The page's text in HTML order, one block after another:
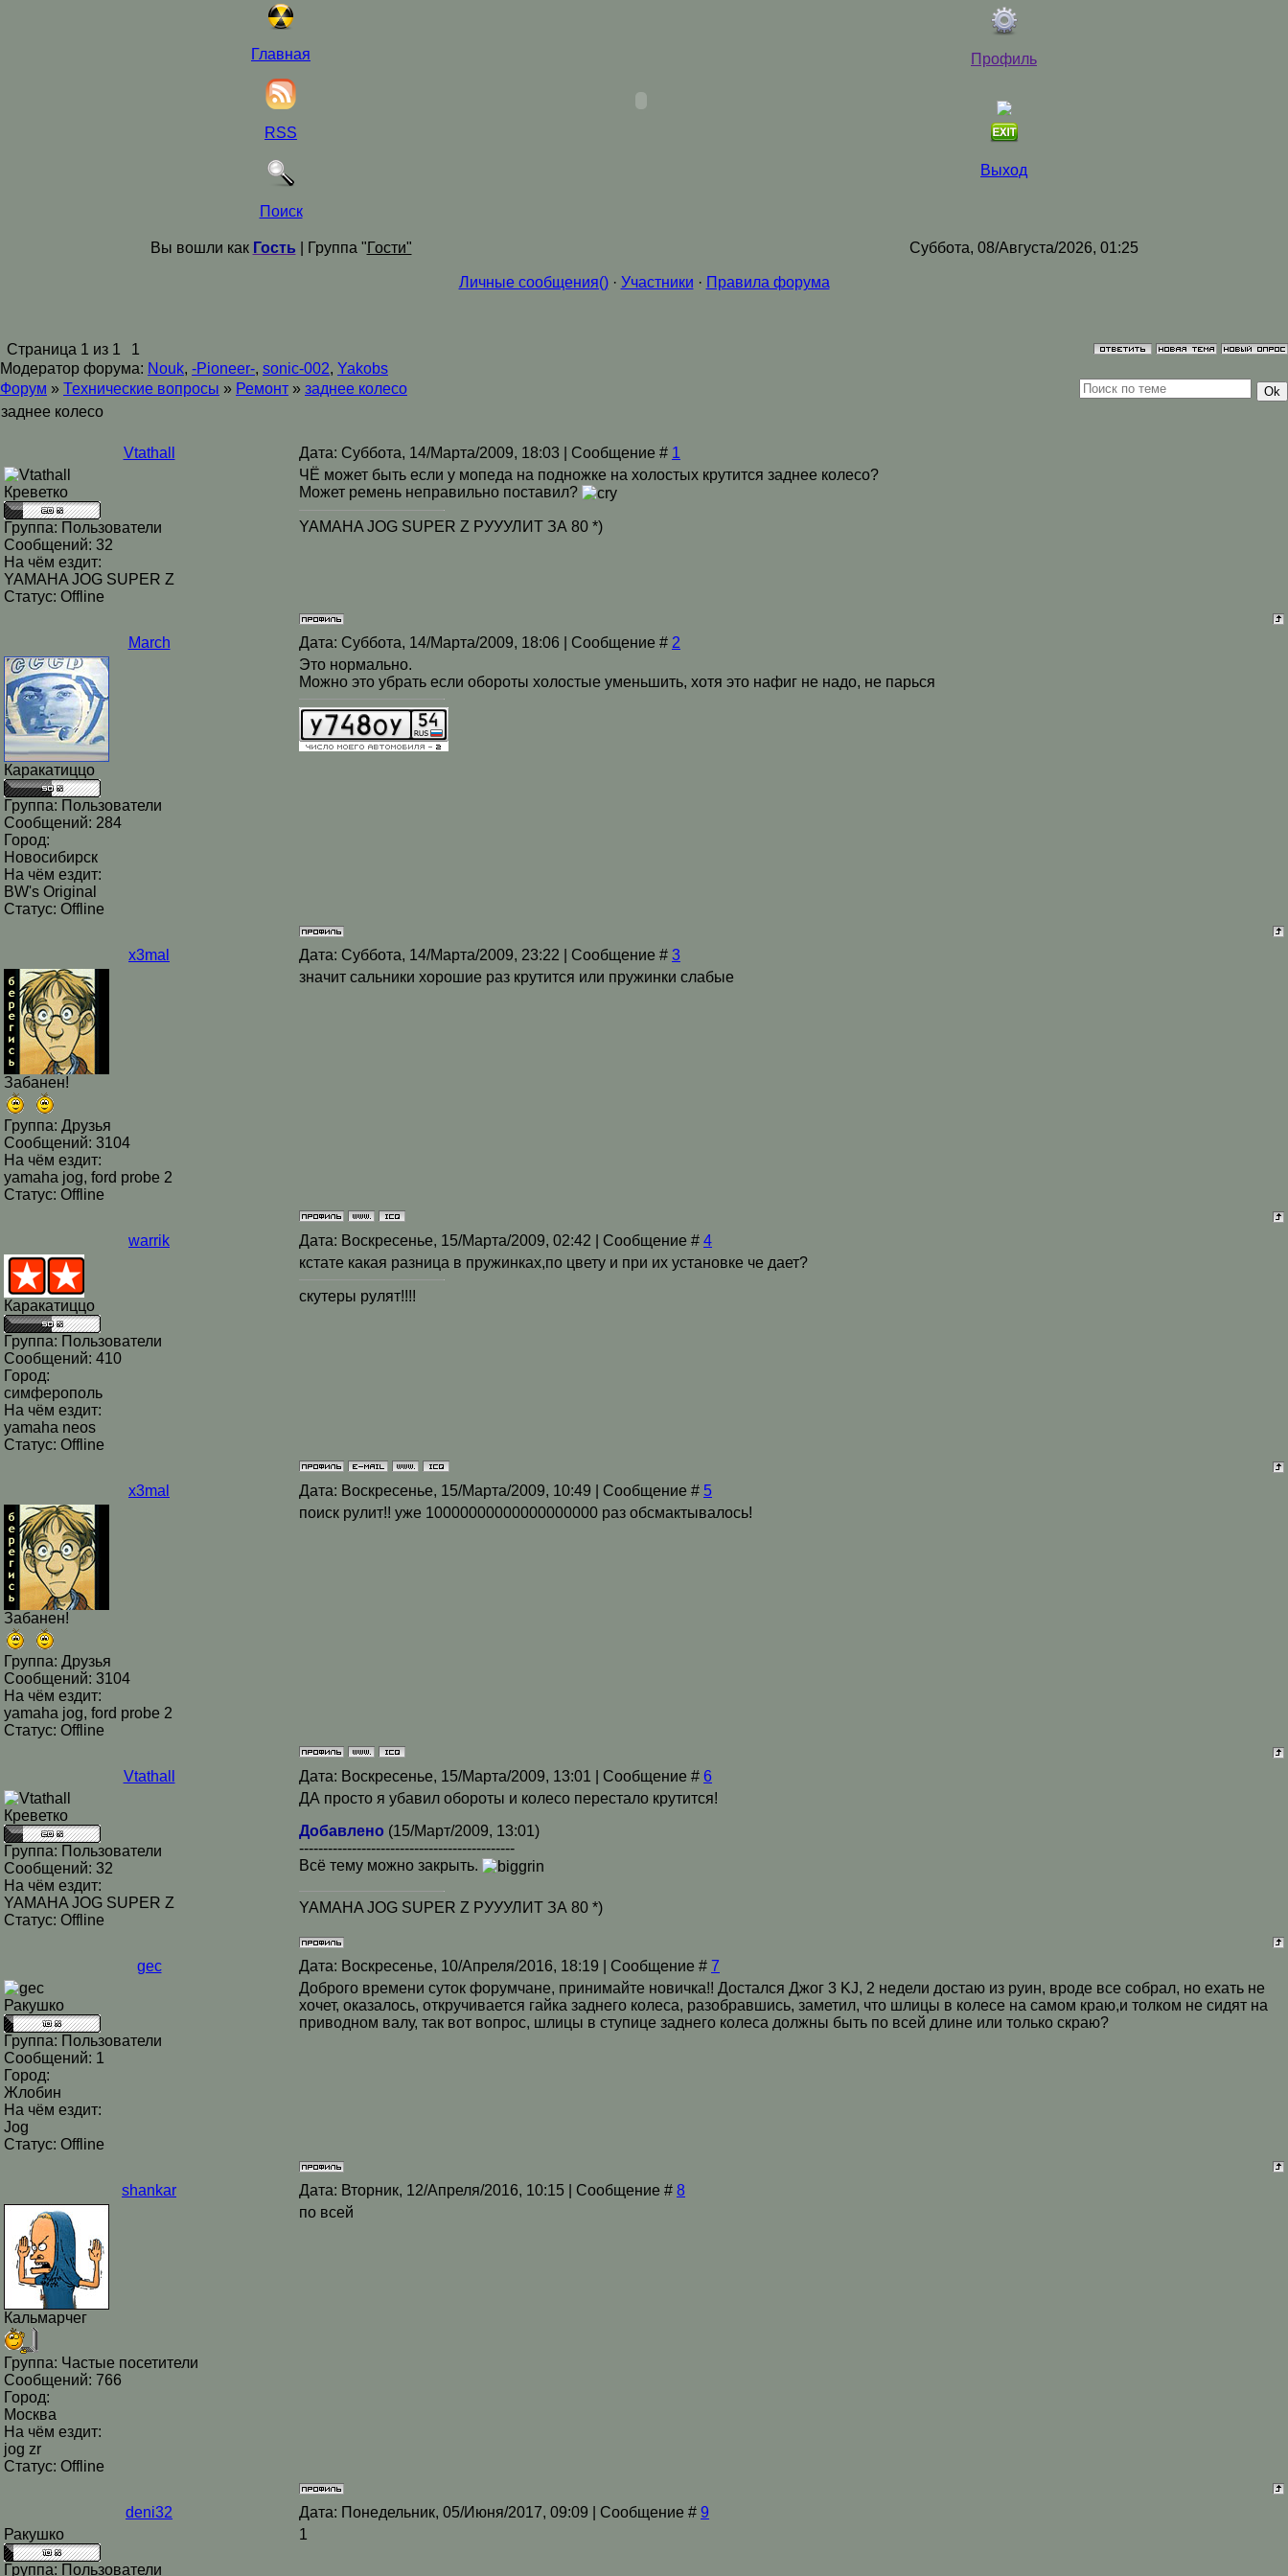
Главная
RSS
Поиск
Профиль
Выход
Вы вошли как Гость | Группа "Гости" Суббота, 08/Августа/2026, 01:25
Личные сообщения()· Участники · Правила форума
Страница 1 из 1
1
Модератор форума: Nouk, -Pioneer-, sonic-002, Yakobs
Форум » Технические вопросы » Ремонт » заднее колесо
заднее колесо
Vtathall Дата: Суббота, 14/Марта/2009, 18:03 | Сообщение # 1
Креветко
Группа: Пользователи
Сообщений: 32
На чём ездит:
YAMAHA JOG SUPER Z
Статус: Offline
ЧЁ может быть если у мопеда на подножке на холостых крутится заднее колесо?
Может ремень неправильно поставил?
YAMAHA JOG SUPER Z РУУУЛИТ ЗА 80 *)
March Дата: Суббота, 14/Марта/2009, 18:06 | Сообщение # 2
Каракатиццо
Группа: Пользователи
Сообщений: 284
Город:
Новосибирск
На чём ездит:
BW's Original
Статус: Offline
Это нормально.
Можно это убрать если обороты холостые уменьшить, хотя это нафиг не надо, не парься
x3mal Дата: Суббота, 14/Марта/2009, 23:22 | Сообщение # 3
Забанен!
Группа: Друзья
Сообщений: 3104
На чём ездит:
yamaha jog, ford probe 2
Статус: Offline
значит сальники хорошие раз крутится или пружинки слабые
warrik Дата: Воскресенье, 15/Марта/2009, 02:42 | Сообщение # 4
Каракатиццо
Группа: Пользователи
Сообщений: 410
Город:
симферополь
На чём ездит:
yamaha neos
Статус: Offline
кстате какая разница в пружинках,по цвету и при их установке че дает?
скутеры рулят!!!!
x3mal Дата: Воскресенье, 15/Марта/2009, 10:49 | Сообщение # 5
Забанен!
Группа: Друзья
Сообщений: 3104
На чём ездит:
yamaha jog, ford probe 2
Статус: Offline
поиск рулит!! уже 10000000000000000000 раз обсмактывалось!
Vtathall Дата: Воскресенье, 15/Марта/2009, 13:01 | Сообщение # 6
Креветко
Группа: Пользователи
Сообщений: 32
На чём ездит:
YAMAHA JOG SUPER Z
Статус: Offline
ДА просто я убавил обороты и колесо перестало крутится!
Добавлено (15/Март/2009, 13:01)
---------------------------------------------
Всё тему можно закрыть.
YAMAHA JOG SUPER Z РУУУЛИТ ЗА 80 *)
gec Дата: Воскресенье, 10/Апреля/2016, 18:19 | Сообщение # 7
Ракушко
Группа: Пользователи
Сообщений: 1
Город:
Жлобин
На чём ездит:
Jog
Статус: Offline
Доброго времени суток форумчане, принимайте новичка!! Достался Джог 3 KJ, 2 недели достаю из руин, вроде все собрал, но ехать не
хочет, оказалось, откручивается гайка заднего колеса, разобравшись, заметил, что шлицы в колесе на самом краю,и толком не сидят на
приводном валу, так вот вопрос, шлицы в ступице заднего колеса должны быть по всей длине или только скраю?
shankar Дата: Вторник, 12/Апреля/2016, 10:15 | Сообщение # 8
Кальмарчег
Группа: Частые посетители
Сообщений: 766
Город:
Москва
На чём ездит:
jog zr
Статус: Offline
по всей
deni32 Дата: Понедельник, 05/Июня/2017, 09:09 | Сообщение # 9
Ракушко
Группа: Пользователи
1